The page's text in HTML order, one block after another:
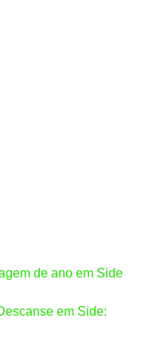
de ano em Side
em Side: